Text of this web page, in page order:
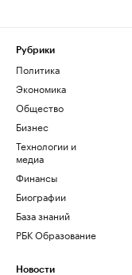
Рубрики
Политика
Экономика
Общество
Бизнес
Технологии и
медиа
Финансы
Биографии
База знаний
РБК Образование
Новости